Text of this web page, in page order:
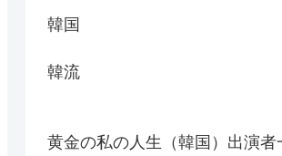
韓国
韓流
黄金の私の人生（韓国）出演者